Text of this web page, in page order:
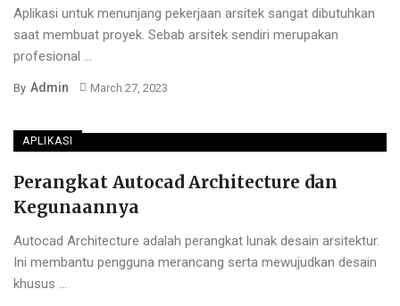
Aplikasi untuk menunjang pekerjaan arsitek sangat dibutuhkan
saat membuat proyek. Sebab arsitek sendiri merupakan
profesional ...
By Admin March 27, 2023
APLIKASI
Perangkat Autocad Architecture dan
Kegunaannya
Autocad Architecture adalah perangkat lunak desain arsitektur.
Ini membantu pengguna merancang serta mewujudkan desain
khusus ...